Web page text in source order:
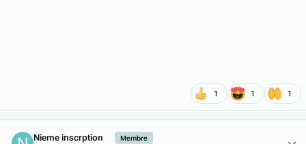
1 1 1
Nieme inscrption Membre